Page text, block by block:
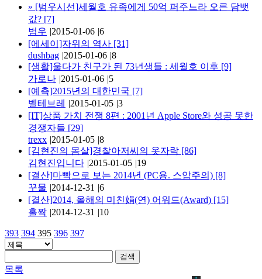
» [범우시선]세월호 유족에게 50억 퍼주느라 오른 담뱃
값? [7]
범우 |2015-01-06 |6
[에세이]자위의 역사 [31]
dushbag |2015-01-06 |8
[생활]울다가 친구가 된 73년생들 : 세월호 이후 [9]
가로나 |2015-01-06 |5
[예측]2015년의 대한민국 [7]
벨테브레
|2015-01-05 |3
[IT]상품 가치 전쟁 8편 : 2001년 Apple Store와 성공 못한
경쟁자들 [29]
trexx |2015-01-05 |8
[김현진의 몸살]경찰아저씨의 옷자락 [86]
김현진입니다 |2015-01-05 |19
[결산]마빡으로 보는 2014년 (PC용. 스압주의) [8]
꾸물 |2014-12-31 |6
[결산]2014, 올해의 미친娟(연) 어워드(Award) [15]
홀짝 |2014-12-31 |10
393 394 395 396 397
검색
목록